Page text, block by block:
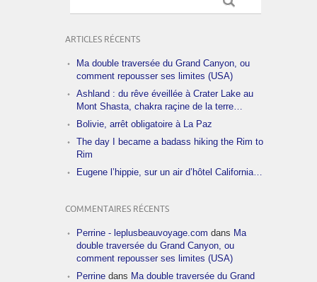
ARTICLES RÉCENTS
Ma double traversée du Grand Canyon, ou
comment repousser ses limites (USA)
Ashland : du rêve éveillée à Crater Lake au
Mont Shasta, chakra raçine de la terre…
Bolivie, arrêt obligatoire à La Paz
The day I became a badass hiking the Rim to
Rim
Eugene l’hippie, sur un air d’hôtel California…
COMMENTAIRES RÉCENTS
Perrine - leplusbeauvoyage.com dans Ma
double traversée du Grand Canyon, ou
comment repousser ses limites (USA)
Perrine dans Ma double traversée du Grand